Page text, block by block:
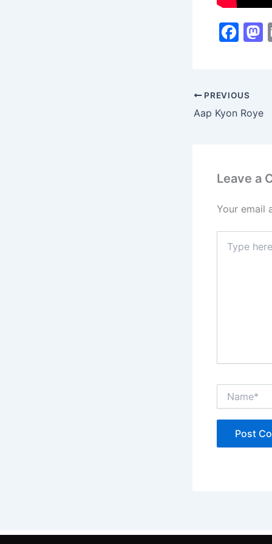
F
e
b d
PREVIOUS
Aap Kyon Roye
Leave a
Your email
here..